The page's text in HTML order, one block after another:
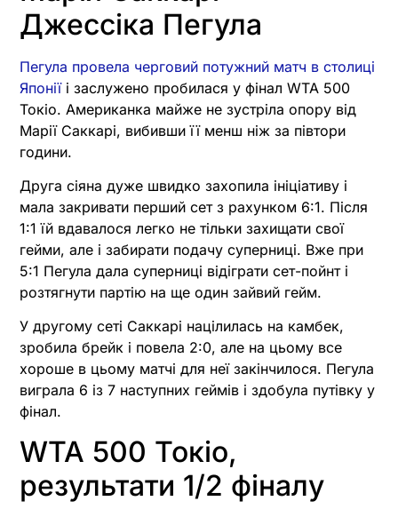
Джессіка Пегула
Пегула провела черговий потужний матч в столиці
Японіїі заслужено пробилася у фінал WTA 500
Токіо. Американка майже не зустріла опору від
Марії Саккарі, вибивши її менш ніж за півтори
години.
Друга сіяна дуже швидко захопила ініціативу і
мала закривати перший сет з рахунком 6:1. Після
1:1 їй вдавалося легко не тільки захищати свої
гейми, але і забирати подачу суперниці. Вже при
5:1 Пегула дала суперниці відіграти сет-пойнт і
розтягнути партію на ще один зайвий гейм.
У другому сеті Саккарі націлилась на камбек,
зробила брейк і повела 2:0, але на цьому все
хороше в цьому матчі для неї закінчилося. Пегула
виграла 6 із 7 наступних геймів і здобула путівку у
фінал.
WTA 500 Токіо,
результати 1/2 фіналу